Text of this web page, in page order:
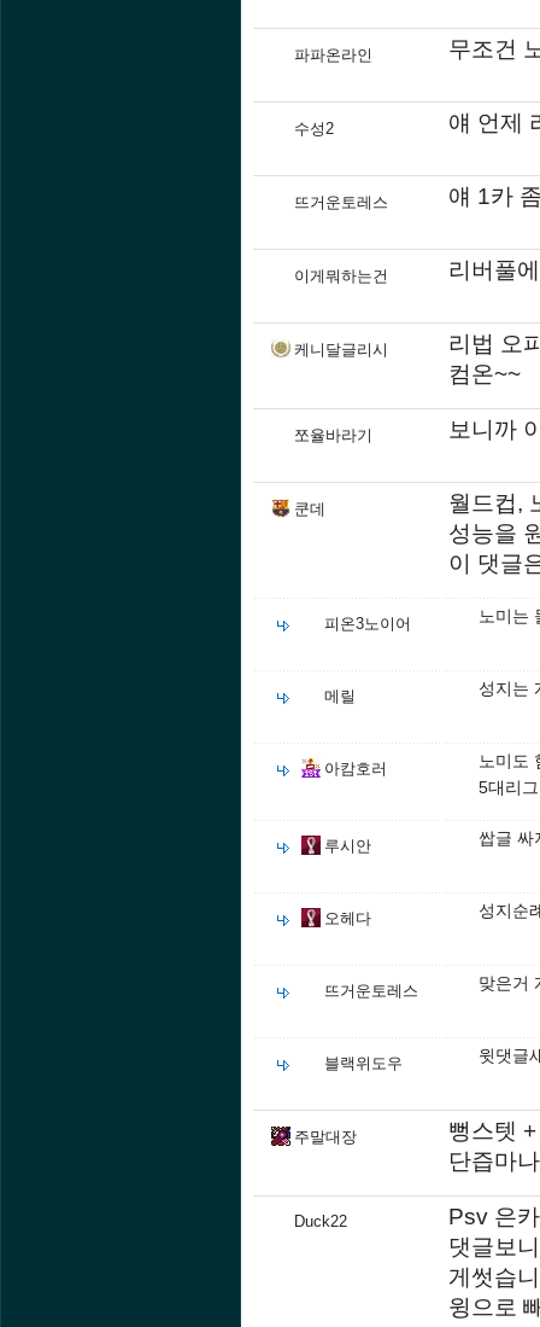
파파온라인 무조건
수성2 얘 언제
뜨거운토레스 얘 1카
이게뭐하는건 리버풀
케니달글리시
리법 오
컴온~~
쪼율바라기 보니까
쿤데
월드컵,
성능을
이 댓글
피온3노이어 노미는
메릴 성지는
아캄호러
노미도
5대리
루시안 쌉글 싸
오헤다 성지순
뜨거운토레스 맞은거
블랙위도우 윗댓글
주말대장
뻥스텟
단즙마
Duck22
Psv 은
댓글보
게썻습
윙으로